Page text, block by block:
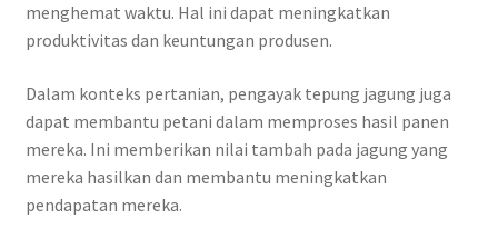
menghemat waktu. Hal ini dapat meningkatkan
produktivitas dan keuntungan produsen.
Dalam konteks pertanian, pengayak tepung jagung juga
dapat membantu petani dalam memproses hasil panen
mereka. Ini memberikan nilai tambah pada jagung yang
mereka hasilkan dan membantu meningkatkan
pendapatan mereka.